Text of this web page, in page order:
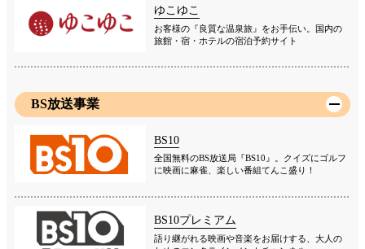
ゆこゆこ
お客様の『良質な温泉旅』をお手伝い。国内の
旅館・宿・ホテルの宿泊予約サイト
BS放送事業
BS10
全国無料のBS放送局『BS10』。クイズにゴルフ
に映画に麻雀、楽しい番組てんこ盛り！
BS10プレミアム
語り継がれる映画や音楽をお届けする、大人の